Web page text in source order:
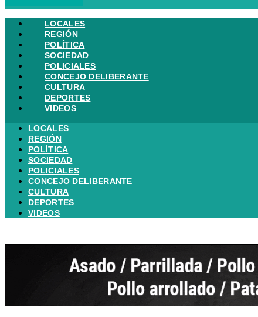
LOCALES
REGIÓN
POLÍTICA
SOCIEDAD
POLICIALES
CONCEJO DELIBERANTE
CULTURA
DEPORTES
VIDEOS
LOCALES
REGIÓN
POLÍTICA
SOCIEDAD
POLICIALES
CONCEJO DELIBERANTE
CULTURA
DEPORTES
VIDEOS